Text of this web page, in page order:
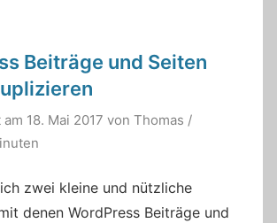
Beiträge und Seiten
18. Mai 2017 von Thomas /
zwei kleine und nützliche
denen WordPress Beiträge und